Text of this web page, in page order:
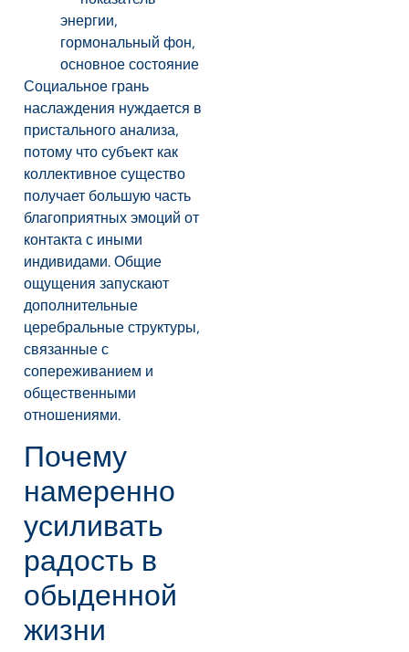
энергии,
гормональный фон,
основное состояние
Социальное грань
наслаждения нуждается в
пристального анализа,
потому что субъект как
коллективное существо
получает большую часть
благоприятных эмоций от
контакта с иными
индивидами. Общие
ощущения запускают
дополнительные
церебральные структуры,
связанные с
сопереживанием и
общественными
отношениями.
Почему
намеренно
усиливать
радость в
обыденной
жизни